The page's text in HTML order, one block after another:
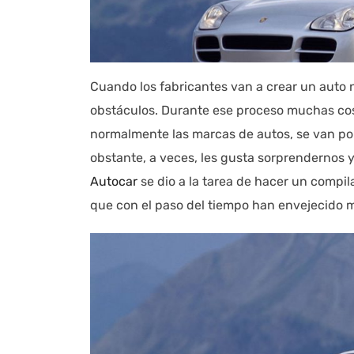
Cuando los fabricantes van a crear un auto
obstáculos. Durante ese proceso muchas
normalmente las marcas de autos, se van
obstante, a veces, les gusta sorprendernos
Autocar se dio a la tarea de hacer un
que con el paso del tiempo han envejecido